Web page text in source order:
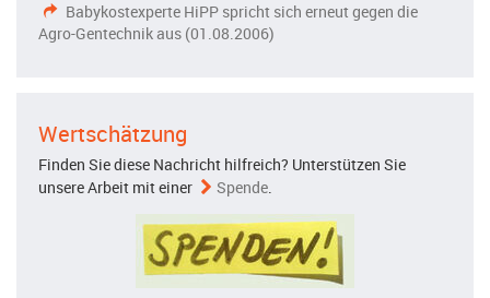
Babykostexperte HiPP spricht sich erneut gegen die
Agro-Gentechnik aus (01.08.2006)
Wertschätzung
Finden Sie diese Nachricht hilfreich? Unterstützen Sie
unsere Arbeit mit einer
Spende.